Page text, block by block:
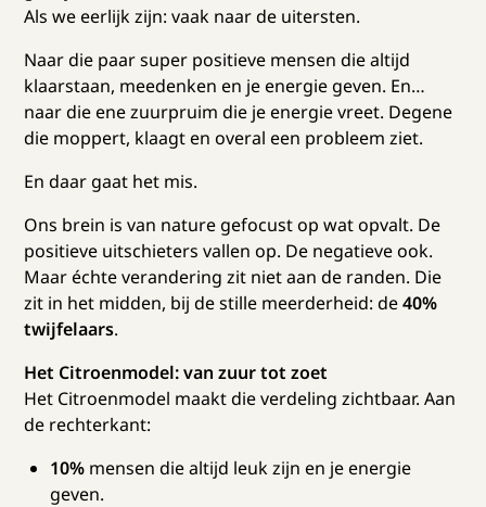
Als we eerlijk zijn: vaak naar de uitersten.
Naar die paar super positieve mensen die altijd
klaarstaan, meedenken en je energie geven. En…
naar die ene zuurpruim die je energie vreet. Degene
die moppert, klaagt en overal een probleem ziet.
En daar gaat het mis.
Ons brein is van nature gefocust op wat opvalt. De
positieve uitschieters vallen op. De negatieve ook.
Maar échte verandering zit niet aan de randen. Die
zit in het midden, bij de stille meerderheid: de40%
twijfelaars.
Het Citroenmodel: van zuur tot zoet
Het Citroenmodel maakt die verdeling zichtbaar. Aan
de rechterkant:
10% mensen die altijd leuk zijn en je energie
geven.